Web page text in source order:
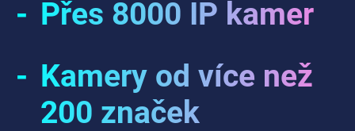
- Přes 8000 IP kamer
- Kamery od více než
200 značek